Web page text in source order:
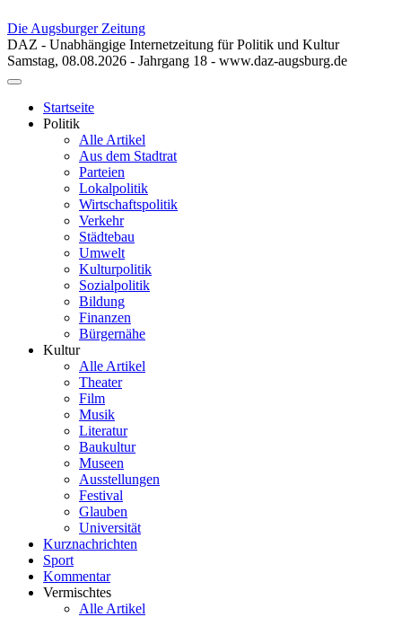
Die Augsburger Zeitung
DAZ - Unabhängige Internetzeitung für Politik und Kultur
Samstag, 08.08.2026 - Jahrgang 18 - www.daz-augsburg.de
Toggle
navigationStartseite
Politik
Alle Artikel
Aus dem Stadtrat
Parteien
Lokalpolitik
Wirtschaftspolitik
Verkehr
Städtebau
Umwelt
Kulturpolitik
Sozialpolitik
Bildung
Finanzen
Bürgernähe
Kultur
Alle Artikel
Theater
Film
Musik
Literatur
Baukultur
Museen
Ausstellungen
Festival
Glauben
Universität
Kurznachrichten
Sport
Kommentar
Vermischtes
Alle Artikel